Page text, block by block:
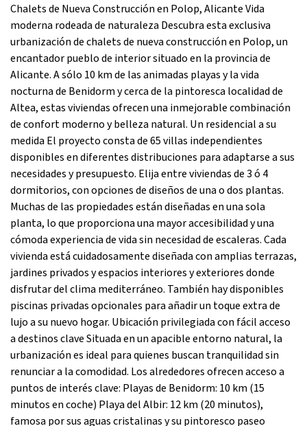
Chalets de Nueva Construcción en Polop, Alicante Vida
moderna rodeada de naturaleza Descubra esta exclusiva
urbanización de chalets de nueva construcción en Polop, un
encantador pueblo de interior situado en la provincia de
Alicante. A sólo 10 km de las animadas playas y la vida
nocturna de Benidorm y cerca de la pintoresca localidad de
Altea, estas viviendas ofrecen una inmejorable combinación
de confort moderno y belleza natural. Un residencial a su
medida El proyecto consta de 65 villas independientes
disponibles en diferentes distribuciones para adaptarse a sus
necesidades y presupuesto. Elija entre viviendas de 3 ó 4
dormitorios, con opciones de diseños de una o dos plantas.
Muchas de las propiedades están diseñadas en una sola
planta, lo que proporciona una mayor accesibilidad y una
cómoda experiencia de vida sin necesidad de escaleras. Cada
vivienda está cuidadosamente diseñada con amplias terrazas,
jardines privados y espacios interiores y exteriores donde
disfrutar del clima mediterráneo. También hay disponibles
piscinas privadas opcionales para añadir un toque extra de
lujo a su nuevo hogar. Ubicación privilegiada con fácil acceso
a destinos clave Situada en un apacible entorno natural, la
urbanización es ideal para quienes buscan tranquilidad sin
renunciar a la comodidad. Los alrededores ofrecen acceso a
puntos de interés clave: Playas de Benidorm: 10 km (15
minutos en coche) Playa del Albir: 12 km (20 minutos),
famosa por sus aguas cristalinas y su pintoresco paseo